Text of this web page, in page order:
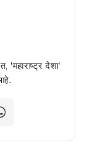
'महाराष्ट्र देशा'